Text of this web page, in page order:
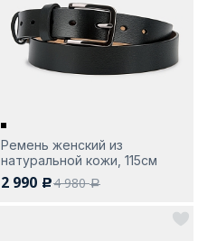
Ремень женский из
натуральной кожи, 115см
2 990 c4 980a